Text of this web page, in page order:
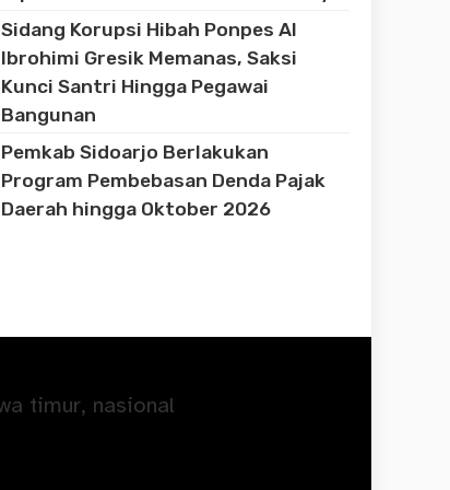
Sidang Korupsi Hibah Ponpes Al
Ibrohimi Gresik Memanas, Saksi
Kunci Santri Hingga Pegawai
Bangunan
Pemkab Sidoarjo Berlakukan
Program Pembebasan Denda Pajak
Daerah hingga Oktober 2026